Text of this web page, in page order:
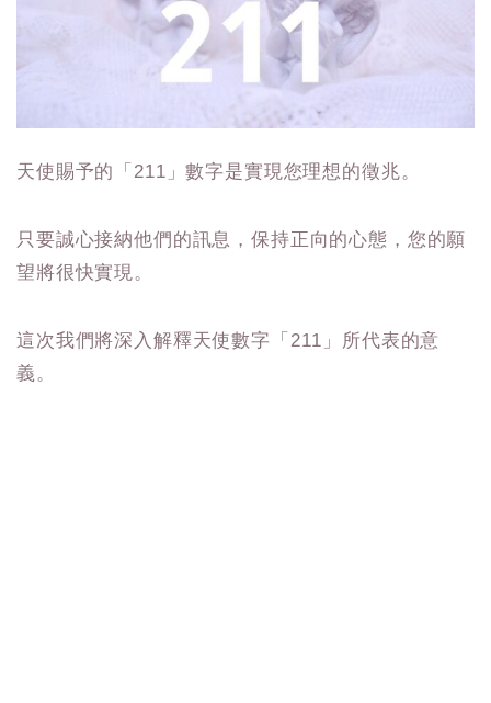
天使賜予的「211」數字是實現您理想的徵兆。
只要誠心接納他們的訊息，保持正向的心態，您的願
望將很快實現。
這次我們將深入解釋天使數字「211」所代表的意
義。